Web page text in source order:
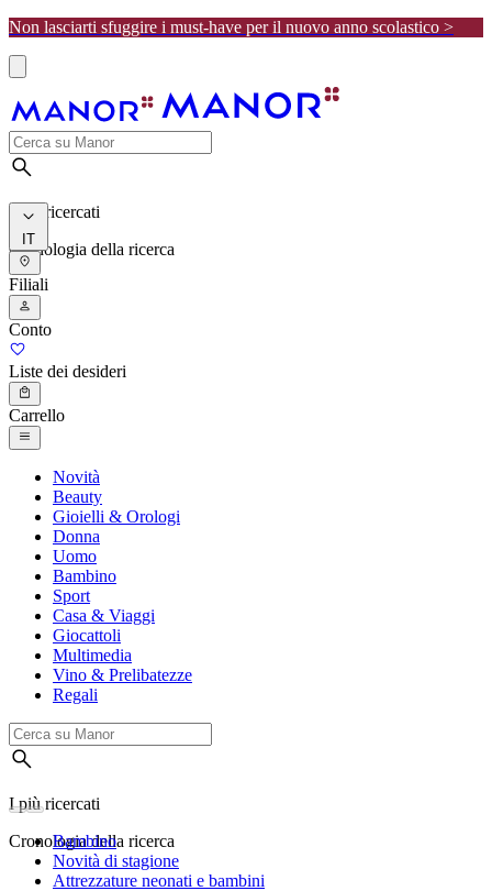
Non lasciarti sfuggire i must-have per il nuovo anno scolastico >
I più ricercati
Cronologia della ricerca
IT
Filiali
Conto
Liste dei desideri
Carrello
Novità
Beauty
Gioielli & Orologi
Donna
Uomo
Bambino
Sport
Casa & Viaggi
Giocattoli
Multimedia
Vino & Prelibatezze
Regali
I più ricercati
Cronologia della ricerca
Bambino
Novità di stagione
Attrezzature neonati e bambini